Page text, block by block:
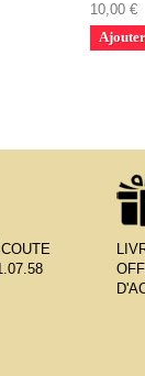
10,00 €